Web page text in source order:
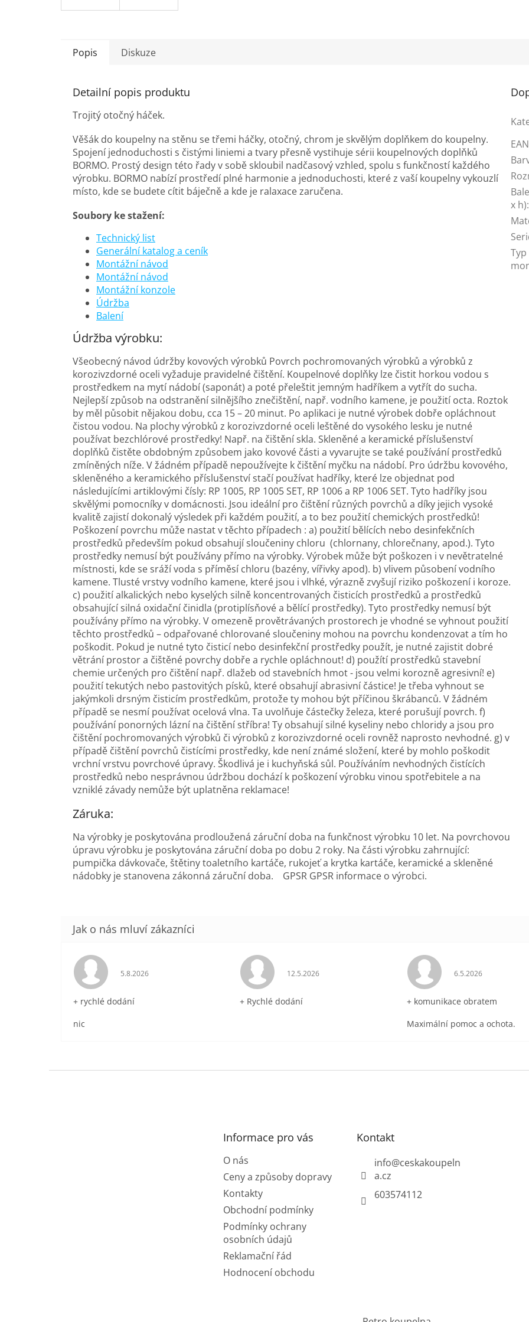
Popis Diskuze
Detailní popis produktu
Trojitý otočný háček.
Věšák do koupelny na stěnu se třemi háčky, otočný, chrom je skvělým doplňkem do koupelny.
Spojení jednoduchosti s čistými liniemi a tvary přesně vystihuje sérii koupelnových doplňků
BORMO. Prostý design této řady v sobě skloubil nadčasový vzhled, spolu s funkčností každého
výrobku. BORMO nabízí prostředí plné harmonie a jednoduchosti, které z vaší koupelny vykouzlí
místo, kde se budete cítit báječně a kde je ralaxace zaručena.
Soubory ke stažení:
Technický list
Generální katalog a ceník
Montážní návod
Montážní návod
Montážní konzole
Údržba
Balení
Údržba výrobku:
Všeobecný návod údržby kovových výrobků Povrch pochromovaných výrobků a výrobků z
korozivzdorné oceli vyžaduje pravidelné čištění. Koupelnové doplňky lze čistit horkou vodou s
prostředkem na mytí nádobí (saponát) a poté přeleštit jemným hadříkem a vytřít do sucha.
Nejlepší způsob na odstranění silnějšího znečištění, např. vodního kamene, je použití octa. Roztok
by měl působit nějakou dobu, cca 15 – 20 minut. Po aplikaci je nutné výrobek dobře opláchnout
čistou vodou. Na plochy výrobků z korozivzdorné oceli leštěné do vysokého lesku je nutné
používat bezchlórové prostředky! Např. na čištění skla. Skleněné a keramické příslušenství
doplňků čistěte obdobným způsobem jako kovové části a vyvarujte se také používání prostředků
zmíněných níže. V žádném případě nepoužívejte k čištění myčku na nádobí. Pro údržbu kovového,
skleněného a keramického příslušenství stačí používat hadříky, které lze objednat pod
následujícími artiklovými čísly: RP 1005, RP 1005 SET, RP 1006 a RP 1006 SET. Tyto hadříky jsou
skvělými pomocníky v domácnosti. Jsou ideální pro čištění různých povrchů a díky jejich vysoké
kvalitě zajistí dokonalý výsledek při každém použití, a to bez použití chemických prostředků!
Poškození povrchu může nastat v těchto případech : a) použití bělících nebo desinfekčních
prostředků především pokud obsahují sloučeniny chloru (chlornany, chlorečnany, apod.). Tyto
prostředky nemusí být používány přímo na výrobky. Výrobek může být poškozen i v nevětratelné
místnosti, kde se sráží voda s příměsí chloru (bazény, vířivky apod). b) vlivem působení vodního
kamene. Tlusté vrstvy vodního kamene, které jsou i vlhké, výrazně zvyšují riziko poškození i koroze.
c) použití alkalických nebo kyselých silně koncentrovaných čisticích prostředků a prostředků
obsahující silná oxidační činidla (protiplísňové a bělící prostředky). Tyto prostředky nemusí být
používány přímo na výrobky. V omezeně provětrávaných prostorech je vhodné se vyhnout použití
těchto prostředků – odpařované chlorované sloučeniny mohou na povrchu kondenzovat a tím ho
poškodit. Pokud je nutné tyto čisticí nebo desinfekční prostředky použít, je nutné zajistit dobré
větrání prostor a čištěné povrchy dobře a rychle opláchnout! d) použítí prostředků stavební
chemie určených pro čištění např. dlažeb od stavebních hmot - jsou velmi korozně agresivní! e)
použití tekutých nebo pastovitých písků, které obsahují abrasivní částice! Je třeba vyhnout se
jakýmkoli drsným čisticím prostředkům, protože ty mohou být příčinou škrábanců. V žádném
případě se nesmí používat ocelová vlna. Ta uvolňuje částečky železa, které porušují povrch. f)
používání ponorných lázní na čištění stříbra! Ty obsahují silné kyseliny nebo chloridy a jsou pro
čištění pochromovaných výrobků či výrobků z korozivzdorné oceli rovněž naprosto nevhodné. g) v
případě čištění povrchů čistícími prostředky, kde není známé složení, které by mohlo poškodit
vrchní vrstvu povrchové úpravy. Škodlivá je i kuchyňská sůl. Používáním nevhodných čistících
prostředků nebo nesprávnou údržbou dochází k poškození výrobku vinou spotřebitele a na
vzniklé závady nemůže být uplatněna reklamace!
Záruka:
Na výrobky je poskytována prodloužená záruční doba na funkčnost výrobku 10 let. Na povrchovou
úpravu výrobku je poskytována záruční doba po dobu 2 roky. Na části výrobku zahrnující:
pumpička dávkovače, štětiny toaletního kartáče, rukojeť a krytka kartáče, keramické a skleněné
nádobky je stanovena zákonná záruční doba. GPSR GPSR informace o výrobci.
EAN
x h):
Typ
Hodnocení obchodu je 5 z 5 hvězdiček.
5.8.2026
+ rychlé dodání
nic
Hodnocení obchodu je 5 z 5 hvězdiček.
12.5.2026
+ Rychlé dodání
Hodnocení
6.5.2026
+ komunikace obratem
Maximální pomoc a ochota.
Informace pro vás
O nás
Ceny a způsoby dopravy
Kontakty
Obchodní podmínky
Podmínky ochrany
osobních údajů
Reklamační řád
Hodnocení obchodu
Kontakt
info@ceskakoupeln
a.cz
603574112